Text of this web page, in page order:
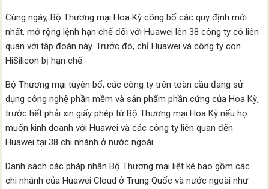
Cùng ngày, Bộ Thương mại Hoa Kỳ công bố các quy định mới
nhất, mở rộng lệnh hạn chế đối với Huawei lên 38 công ty có liên
quan với tập đoàn này. Trước đó, chỉ Huawei và công ty con
HiSilicon bị hạn chế.
Bộ Thương mại tuyên bố, các công ty trên toàn cầu đang sử
dụng công nghệ phần mềm và sản phẩm phần cứng của Hoa Kỳ,
trước hết phải xin giấy phép từ Bộ Thương mại Hoa Kỳ nếu họ
muốn kinh doanh với Huawei và các công ty liên quan đến
Huawei tại 38 chi nhánh ở nước ngoài.
Danh sách các pháp nhân Bộ Thương mại liệt kê bao gồm các
chi nhánh của Huawei Cloud ở Trung Quốc và nước ngoài như